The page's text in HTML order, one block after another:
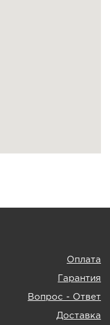
Оплата
Гарантия
Вопрос - Ответ
Доставка